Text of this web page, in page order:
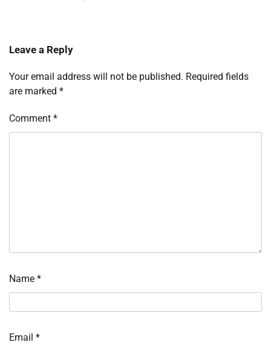
Leave a Reply
Your email address will not be published. Required fields
are marked *
Comment *
Name *
Email *